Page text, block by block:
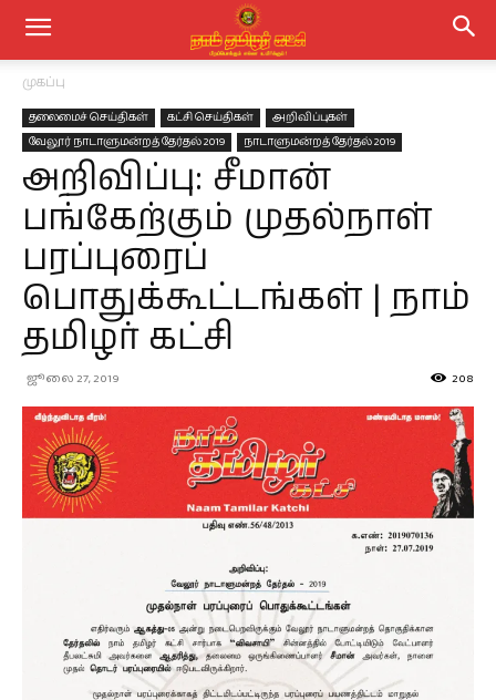
முகப்பு
தலைமைச் செய்திகள் கட்சி செய்திகள்
அறிவிப்புகள்
வேலூர் நாடாளுமன்றத் தேர்தல் 2019
நாடாளுமன்றத் தேர்தல் 2019
அறிவிப்பு: சீமான்
பங்கேற்கும் முதல்நாள்
பரப்புரைப்
பொதுக்கூட்டங்கள் | நாம்
தமிழர் கட்சி
ஜூலை 27, 2019 208